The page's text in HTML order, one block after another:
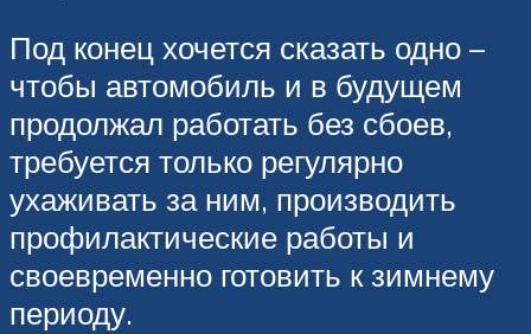
Под конец хочется сказать одно –
чтобы автомобиль и в будущем
продолжал работать без сбоев,
требуется только регулярно
ухаживать за ним, производить
профилактические работы и
своевременно готовить к зимнему
периоду.